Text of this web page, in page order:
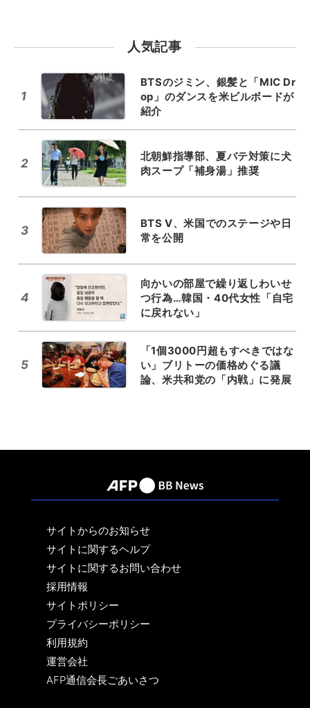
人気記事
1
BTSのジミン、銀髪と「MIC Dr
op」のダンスを米ビルボードが
紹介
2
北朝鮮指導部、夏バテ対策に犬
肉スープ「補身湯」推奨
3
BTS V、米国でのステージや日
常を公開
4
向かいの部屋で繰り返しわいせ
つ行為…韓国・40代女性「自宅
に戻れない」
5
「1個3000円超もすべきではな
い」ブリトーの価格めぐる議
論、米共和党の「内戦」に発展
サイトからのお知らせ
サイトに関するヘルプ
サイトに関するお問い合わせ
採用情報
サイトポリシー
プライバシーポリシー
利用規約
運営会社
AFP通信会長ごあいさつ